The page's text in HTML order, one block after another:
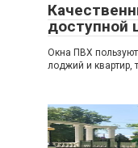
доступной
Окна ПВХ
лоджий и квартир,